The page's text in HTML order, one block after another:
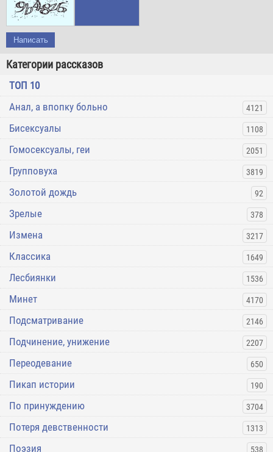
Написать
Категории рассказов
ТОП 10
Анал, а впопку больно
4121
Бисексуалы 1108
Гомосексуалы, геи 2051
Групповуха 3819
Золотой дождь 92
Зрелые 378
Измена 3217
Классика 1649
Лесбиянки 1536
Минет 4170
Подсматривание 2146
Подчинение, унижение 2207
Переодевание 650
Пикап истории 190
По принуждению 3704
Потеря девственности 1313
Поэзия 538